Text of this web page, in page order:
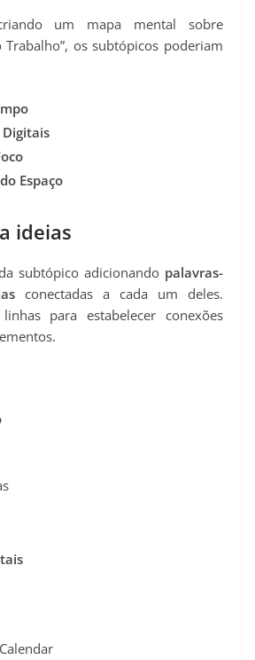
um mapa mental sobre
Trabalho”, os subtópicos poderiam
Espaço
ideias
subtópico adicionando palavras-
conectadas a cada um deles.
para estabelecer conexões